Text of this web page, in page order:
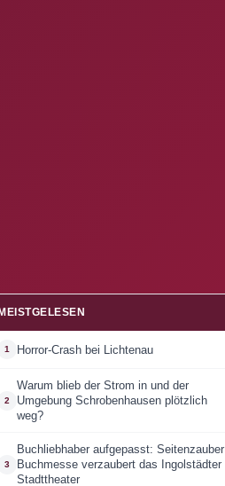
MEISTGELESEN
1 Horror-Crash bei Lichtenau
2
Warum blieb der Strom in und der
Umgebung Schrobenhausen plötzlich
weg?
3
Buchliebhaber aufgepasst: Seitenzauber
Buchmesse verzaubert das Ingolstädter
Stadttheater